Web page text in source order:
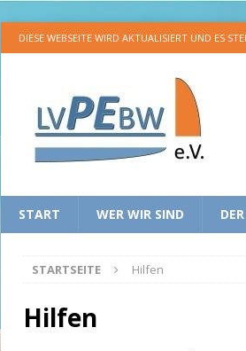
DIESE WEBSEITE WIRD AKTUALISIERT UND ES
START WER WIR SIND
STARTSEITE Hilfen
Hilfen